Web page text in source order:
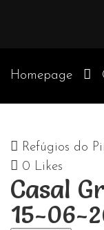
Homepage
Refúgios do
0 Likes
Casal
15-06-